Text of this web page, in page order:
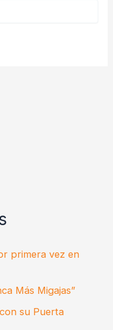
primera vez en
Más Migajas”
su Puerta